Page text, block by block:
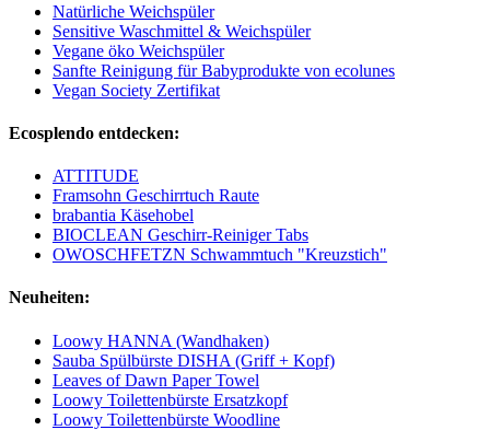
Natürliche Weichspüler
Sensitive Waschmittel & Weichspüler
Vegane öko Weichspüler
Sanfte Reinigung für Babyprodukte von ecolunes
Vegan Society Zertifikat
Ecosplendo entdecken:
ATTITUDE
Framsohn Geschirrtuch Raute
brabantia Käsehobel
BIOCLEAN Geschirr-Reiniger Tabs
OWOSCHFETZN Schwammtuch "Kreuzstich"
Neuheiten:
Loowy HANNA (Wandhaken)
Sauba Spülbürste DISHA (Griff + Kopf)
Leaves of Dawn Paper Towel
Loowy Toilettenbürste Ersatzkopf
Loowy Toilettenbürste Woodline